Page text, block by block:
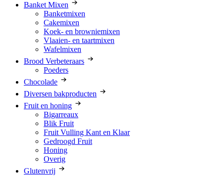
Banket Mixen
Banketmixen
Cakemixen
Koek- en browniemixen
Vlaaien- en taartmixen
Wafelmixen
Brood Verbeteraars
Poeders
Chocolade
Diversen bakproducten
Fruit en honing
Bigarreaux
Blik Fruit
Fruit Vulling Kant en Klaar
Gedroogd Fruit
Honing
Overig
Glutenvrij